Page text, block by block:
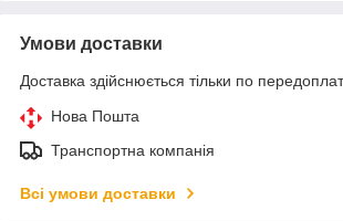
Умови доставки
Доставка здійснюється тільки по
Нова Пошта
Транспортна компанія
Всі умови доставки